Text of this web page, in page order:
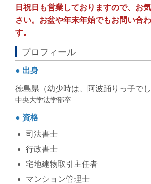
日祝日も営業しておりますので、お
さい。お盆や年末年始でもお問い合
す。
プロフィール
● 出身
徳島県（幼少時は、阿波踊りっ子でし
中央大学法学部卒
● 資格
司法書士
行政書士
宅地建物取引主任者
マンション管理士